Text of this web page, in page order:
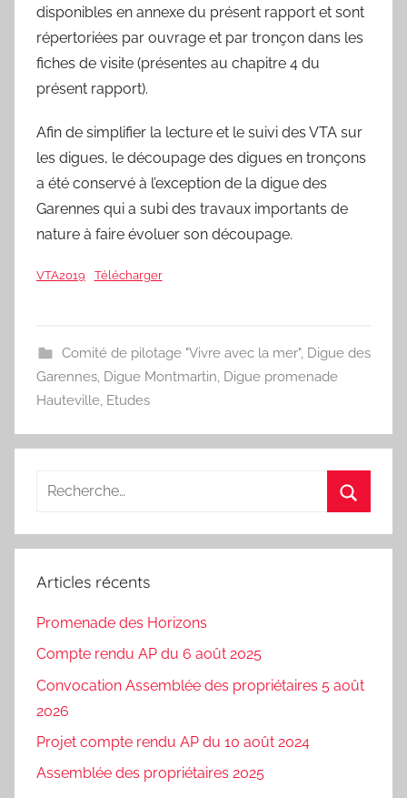
disponibles en annexe du présent rapport et sont
répertoriées par ouvrage et par tronçon dans les
fiches de visite (présentes au chapitre 4 du
présent rapport).
Afin de simplifier la lecture et le suivi des VTA sur
les digues, le découpage des digues en tronçons
a été conservé à l’exception de la digue des
Garennes qui a subi des travaux importants de
nature à faire évoluer son découpage.
VTA2019 Télécharger
Comité de pilotage "Vivre avec la mer", Digue des
Garennes, Digue Montmartin, Digue promenade
Hauteville, Etudes
Recherche
:
Articles récents
Promenade des Horizons
Compte rendu AP du 6 août 2025
Convocation Assemblée des propriétaires 5 août
2026
Projet compte rendu AP du 10 août 2024
Assemblée des propriétaires 2025